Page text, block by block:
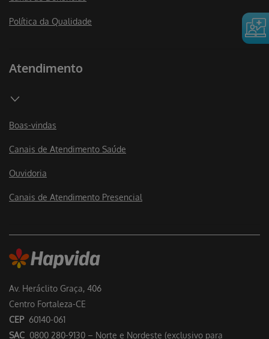
Av. Heráclito Graça, 406
Centro Fortaleza-CE
CEP 60140-061
SAC 0800 280-9130 – Norte e Nordeste (exclusivo para
Política da Qualidade
Atendimento
Boas-vindas
Canais de Atendimento Saúde
Ouvidoria
Canais de Atendimento Presencial